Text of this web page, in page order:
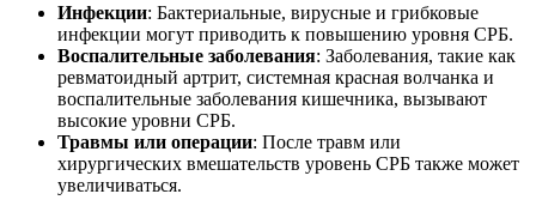
Инфекции: Бактериальные, вирусные и грибковые
инфекции могут приводить к повышению уровня СРБ.
Воспалительные заболевания: Заболевания, такие как
ревматоидный артрит, системная красная волчанка и
воспалительные заболевания кишечника, вызывают
высокие уровни СРБ.
Травмы или операции: После травм или
хирургических вмешательств уровень СРБ также может
увеличиваться.